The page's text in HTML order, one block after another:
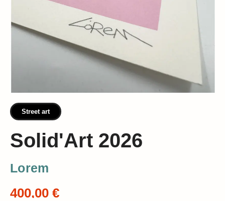
Street art
Solid'Art 2026
Lorem
400,00 €